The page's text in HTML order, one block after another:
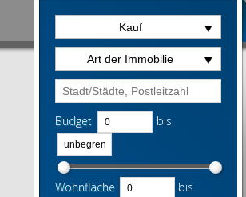
Kauf
Art der Immobilie
Budget bis
Wohnfläche bis